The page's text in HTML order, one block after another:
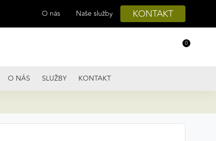
O nás Naše služby KONTAKT
0
O NÁS SLUŽBY KONTAKT